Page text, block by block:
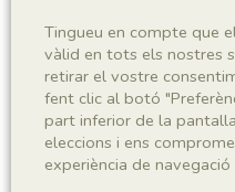
Taxonomia
Regne
Animalia
Subphyllum
Vertebrata
Tingueu en compte que
vàlid en tots els nostres
retirar el vostre
fent clic al botó
part inferior de la
eleccions i ens
experiència de